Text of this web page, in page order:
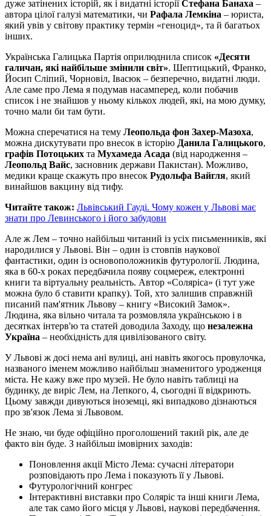
дуже затінених історій, як і видатні історіїСтефана Банаха –
автора цілої галузі математики, чи Рафала Лемкіна – юриста,
який увів у світову практику термін «геноцид», та й багатьох
інших.
Українська Галицька Партія оприлюднила список «Десяти
галичан, які найбільше змінили світ». Шептицький, Франко,
Йосип Сліпий, Чорновіл, Івасюк – безперечно, видатні люди.
Але саме про Лема я подумав насамперед, коли побачив
список і не знайшов у ньому кількох людей, які, на мою думку,
точно мали би там бути.
Можна сперечатися на тему Леопольда фон Захер-Мазоха,
можна дискутувати про внесок в історію Данила Галицького,
графів Потоцьких та Мухамеда Асада (від народження –
Леопольд Вайс, засновник держави Пакистан). Можливо,
медики краще скажуть про внесок Рудольфа Вайгля, який
винайшов вакцину від тифу.
Читайте також: Львівський Гауді. Чому кожен у Львові має
знати про Левинського і його забудови
Але ж Лем – точно найбільш читаний із усіх письменників, які
народилися у Львові. Він – один із стовпів наукової
фантастики, один із основоположників футурології. Людина,
яка в 60-х роках передбачила появу соцмереж, електронні
книги та віртуальну реальність. Автор «Соляріса» (і тут уже
можна було б ставити крапку). Той, хто залишив справжній
писаний пам'ятник Львову – книгу «Високий Замок».
Людина, яка вільно читала та розмовляла українською і в
десятках інтерв'ю та статей доводила Заходу, що незалежна
Україна – необхідність для цивілізованого світу.
У Львові ж досі нема ані вулиці, ані навіть якогось провулочка,
названого іменем можливо найбільш знаменитого уродженця
міста. Не кажу вже про музей. Не було навіть таблиці на
будинку, де виріс Лем, на Лепкого, 4, сьогодні її відкриють.
Цьому завжди дивуються іноземці, які випадково дізнаються
про зв'язок Лема зі Львовом.
Не знаю, чи буде офіційно проголошений такий рік, але де
факто він буде. З найбільш імовірних заходів:
Поновлення акції Місто Лема: сучасні літератори
розповідають про Лема і показують її у Львові.
Футурологічний конгрес
Інтерактивні виставки про Соляріс та інші книги Лема,
але так само його місця у Львові, наукові передбачення.